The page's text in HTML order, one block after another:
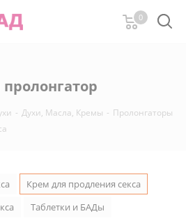
0
- Духи, Масла, Кремы - Пролонгаторы
Крем для продления секса
Таблетки и БАДы